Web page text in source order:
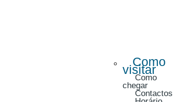
Como
visitar
Como
chegar
Contactos